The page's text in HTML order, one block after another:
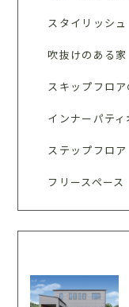
スタイリッシュ
吹抜けのある家
スキップフロ
インナーパティ
ステップフロア
フリースペース